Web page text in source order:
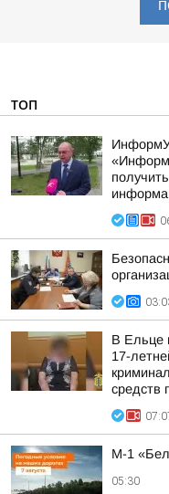
ТОП
В Ельце
17-
средств
М-1
05:30